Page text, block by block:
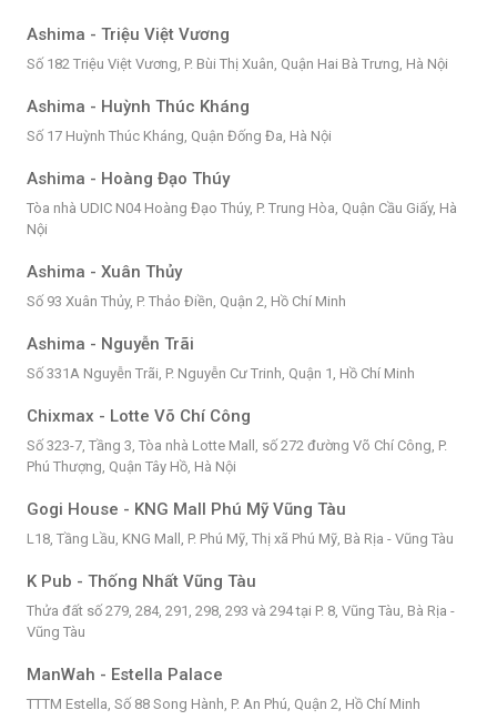
Ashima - Triệu Việt Vương
Số 182 Triệu Việt Vương, P. Bùi Thị Xuân, Quận Hai Bà Trưng, Hà Nội
Ashima - Huỳnh Thúc Kháng
Số 17 Huỳnh Thúc Kháng, Quận Đống Đa, Hà Nội
Ashima - Hoàng Đạo Thúy
Tòa nhà UDIC N04 Hoàng Đạo Thúy, P. Trung Hòa, Quận Cầu Giấy, Hà
Nội
Ashima - Xuân Thủy
Số 93 Xuân Thủy, P. Thảo Điền, Quận 2, Hồ Chí Minh
Ashima - Nguyễn Trãi
Số 331A Nguyễn Trãi, P. Nguyễn Cư Trinh, Quận 1, Hồ Chí Minh
Chixmax - Lotte Võ Chí Công
Số 323-7, Tầng 3, Tòa nhà Lotte Mall, số 272 đường Võ Chí Công, P.
Phú Thượng, Quận Tây Hồ, Hà Nội
Gogi House - KNG Mall Phú Mỹ Vũng Tàu
L18, Tầng Lầu, KNG Mall, P. Phú Mỹ, Thị xã Phú Mỹ, Bà Rịa - Vũng Tàu
K Pub - Thống Nhất Vũng Tàu
Thửa đất số 279, 284, 291, 298, 293 và 294 tại P. 8, Vũng Tàu, Bà Rịa -
Vũng Tàu
ManWah - Estella Palace
TTTM Estella, Số 88 Song Hành, P. An Phú, Quận 2, Hồ Chí Minh